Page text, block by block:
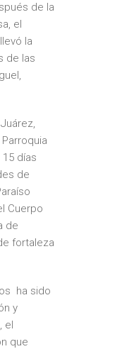
de la
el
la
de las
días
de
Cuerpo
de
fortaleza
ha sido
y
el
que